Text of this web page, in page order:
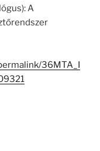
A
36MTA_I